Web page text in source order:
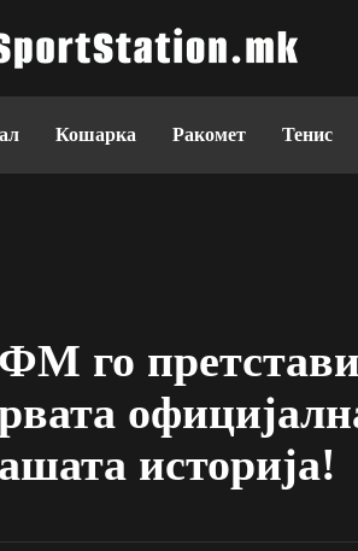
Кошарка Ракомет Тенис
го
историја!